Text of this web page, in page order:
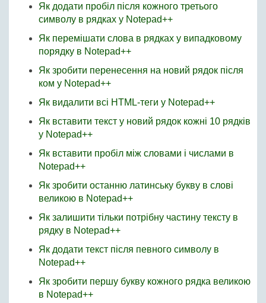
Як додати пробіл після кожного третього
символу в рядках у Notepad++
Як перемішати слова в рядках у випадковому
порядку в Notepad++
Як зробити перенесення на новий рядок після
ком у Notepad++
Як видалити всі HTML-теги у Notepad++
Як вставити текст у новий рядок кожні 10 рядків
у Notepad++
Як вставити пробіл між словами і числами в
Notepad++
Як зробити останню латинську букву в слові
великою в Notepad++
Як залишити тільки потрібну частину тексту в
рядку в Notepad++
Як додати текст після певного символу в
Notepad++
Як зробити першу букву кожного рядка великою
в Notepad++